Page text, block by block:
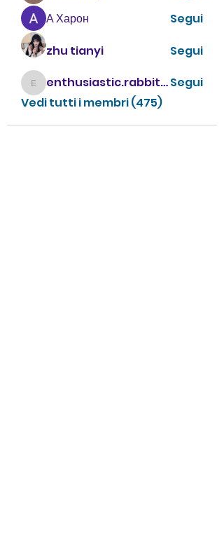
А Харон
Segui
zhu tianyi
Segui
enthusiastic.rabbit.uhur enthusiastic.rabbit.uhurSegui
Vedi tutti i membri (475)